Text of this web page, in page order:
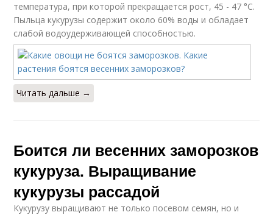
температура, при которой прекращается рост, 45 - 47 °С.
Пыльца кукурузы содержит около 60% воды и обладает
слабой водоудерживающей способностью.
Читать дальше →
Боится ли весенних заморозков
кукуруза. Выращивание
кукурузы рассадой
Кукурузу выращивают не только посевом семян, но и